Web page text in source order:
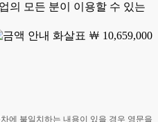
의 모든 분이 이용할 수 있는
￦ 10,659,000
에 불일치하는 내용이 있을 경우 영문을